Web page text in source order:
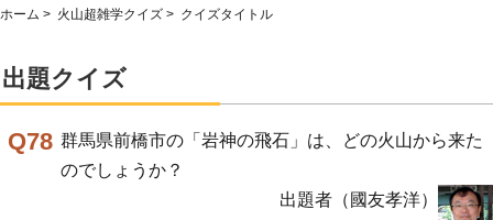
ホーム > 火山超雑学クイズ > クイズタイトル
出題クイズ
Q78 群馬県前橋市の「岩神の飛石」は、どの火山から来た
のでしょうか？
出題者（國友孝洋）